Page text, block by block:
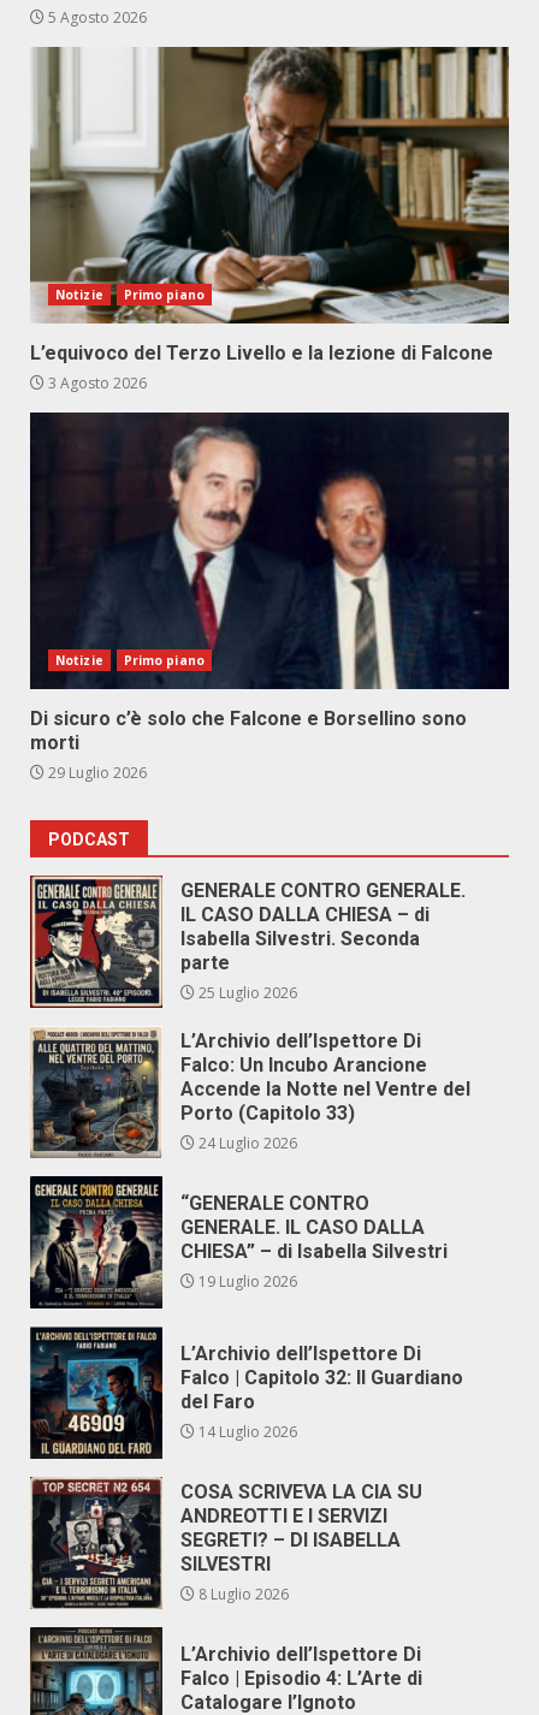
5 Agosto 2026
Notizie Primo piano
L’equivoco del Terzo Livello e la lezione di Falcone
3 Agosto 2026
Notizie Primo piano
Di sicuro c’è solo che Falcone e Borsellino sono
morti
29 Luglio 2026
PODCAST
GENERALE CONTRO GENERALE.
IL CASO DALLA CHIESA – di
Isabella Silvestri. Seconda
parte
25 Luglio 2026
L’Archivio dell’Ispettore Di
Falco: Un Incubo Arancione
Accende la Notte nel Ventre del
Porto (Capitolo 33)
24 Luglio 2026
“GENERALE CONTRO
GENERALE. IL CASO DALLA
CHIESA” – di Isabella Silvestri
19 Luglio 2026
L’Archivio dell’Ispettore Di
Falco | Capitolo 32: Il Guardiano
del Faro
14 Luglio 2026
COSA SCRIVEVA LA CIA SU
ANDREOTTI E I SERVIZI
SEGRETI? – DI ISABELLA
SILVESTRI
8 Luglio 2026
L’Archivio dell’Ispettore Di
Falco | Episodio 4: L’Arte di
Catalogare l’Ignoto